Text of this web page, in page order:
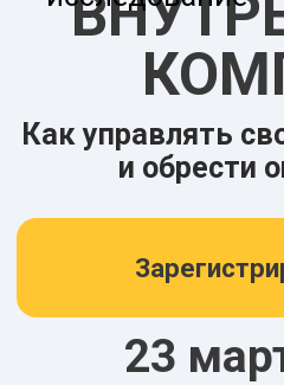
Зарегистрироваться
23 марта — 5
апреля